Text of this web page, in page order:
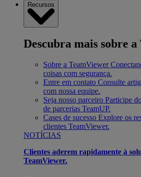
Recursos
Descubra mais sobre
Sobre a TeamViewer
coisas com segurança.
Entre em contato Consulte
com nossa equipe.
Seja nosso parceiro Participe
de parcerias TeamUP.
Cases de sucesso Explore os
clientes TeamViewer.
NOTÍCIAS
Clientes aderem rapidamente à
TeamViewer.